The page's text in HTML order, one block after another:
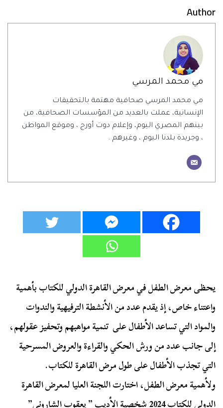
Author
مي محمد المرسي
مي محمد المرسي صحافية مهتمة بالتحقيقات
الإنسانية، عملت بالعديد من المؤسسات الصحافية، من
بينهم المصري اليوم، وإعلام دوت أورج ، وموقع المواطن
، وجريدة بلدنا اليوم ، وغيرهم .
يحظى معرض الطفل في معرض القاهرة الدولي للكتاب بأهمية
واعتناء خاص، إذ يقدم عدد من الأنشطة الترفيهية والندوات
والمواد التي تساعد الأطفال على تنمية مواهبهم وتحفيز عقولهم،
إلى جانب عدد من ورش الحكي والقراءة والعروض المسرحية
التي تجذب الأطفال على طول مرض القاهرة للكتاب.
ولأهمية معرض الطفل، اختارت اللجنة العليا لمعرض القاهرة
الدولي للكتاب 2024 شخصية الأديب ” يعقوب الشاروني”